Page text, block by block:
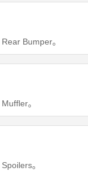
Bumper。
。
。